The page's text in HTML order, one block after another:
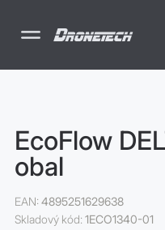
Drony
Příslušenství
Školení
SURVIVAL -
lékarničky
Elektrické
EcoFlow
obal
EAN: 4895251629638
Skladový kód: 1ECO1340-01